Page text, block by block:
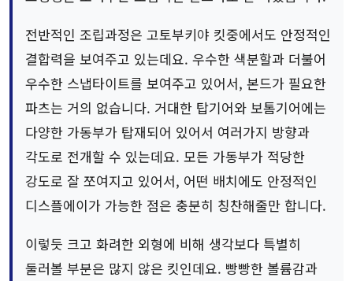
전반적인 조립과정은 고토부키야 킷중에서도 안정적인
결합력을 보여주고 있는데요. 우수한 색분할과 더불어
우수한 스냅타이트를 보여주고 있어서, 본드가 필요한
파츠는 거의 없습니다. 거대한 탑기어와 보톰기어에는
다양한 가동부가 탑재되어 있어서 여러가지 방향과
각도로 전개할 수 있는데요. 모든 가동부가 적당한
강도로 잘 쪼여지고 있어서, 어떤 배치에도 안정적인
디스플에이가 가능한 점은 충분히 칭찬해줄만 합니다.
이렇듯 크고 화려한 외형에 비해 생각보다 특별히
둘러볼 부분은 많지 않은 킷인데요. 빵빵한 볼륨감과